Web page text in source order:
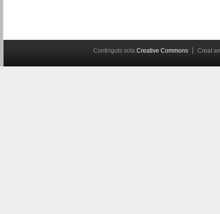
Continguts sota Creative Commons Creat